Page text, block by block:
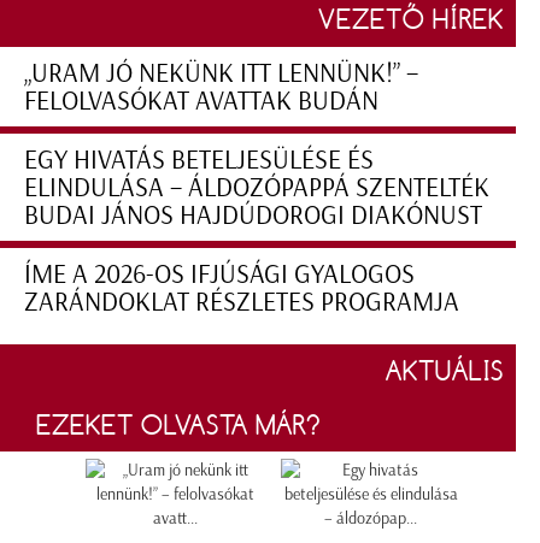
VEZETŐ HÍREK
„URAM JÓ NEKÜNK ITT LENNÜNK!” –
FELOLVASÓKAT AVATTAK BUDÁN
EGY HIVATÁS BETELJESÜLÉSE ÉS
ELINDULÁSA – ÁLDOZÓPAPPÁ SZENTELTÉK
BUDAI JÁNOS HAJDÚDOROGI DIAKÓNUST
ÍME A 2026-OS IFJÚSÁGI GYALOGOS
ZARÁNDOKLAT RÉSZLETES PROGRAMJA
AKTUÁLIS
EZEKET OLVASTA MÁR?